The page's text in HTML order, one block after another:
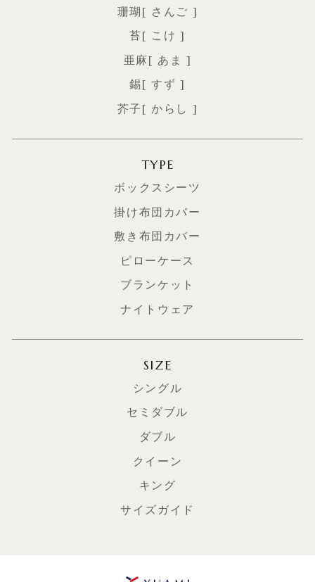
珊瑚[ さんご ]
苔[ こけ ]
亜麻[ あま ]
錫[ すず ]
芥子[ からし ]
TYPE
ボックスシーツ
掛け布団カバー
敷き布団カバー
ピローケース
ブランケット
ナイトウェア
SIZE
シングル
セミダブル
ダブル
クイーン
キング
サイズガイド